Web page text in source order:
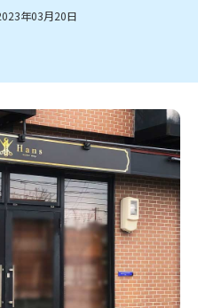
新潟市西区
新潟市北区
新潟市秋葉区
新潟市西蒲区
胎内・粟島
・阿賀
燕・弥彦
津南
魚沼・南魚沼・湯沢
・糸魚川
長岡市・開店
イクアウト
季節・期間限定
パスタ
豚カツ
デカ盛り・大盛り
海鮮・鮨
そば・うどん
ラフトビール
暑気払い
花火大会
入場無料
生スポーツ アルビレックス
ホテル 旅館
水族館
ー場
リユース・買取
ル
ラブラ万代・ラブラ2
勢丹
ピア万代
潟人
キャンペーン
気記事まとめ
生活サービス
・レジャー
家電・携帯電話
・EC イベント
求人
長岡・見附 チラシ
注目 チラシ
週末セール
ーアルセール
初売りセール
年03月20日